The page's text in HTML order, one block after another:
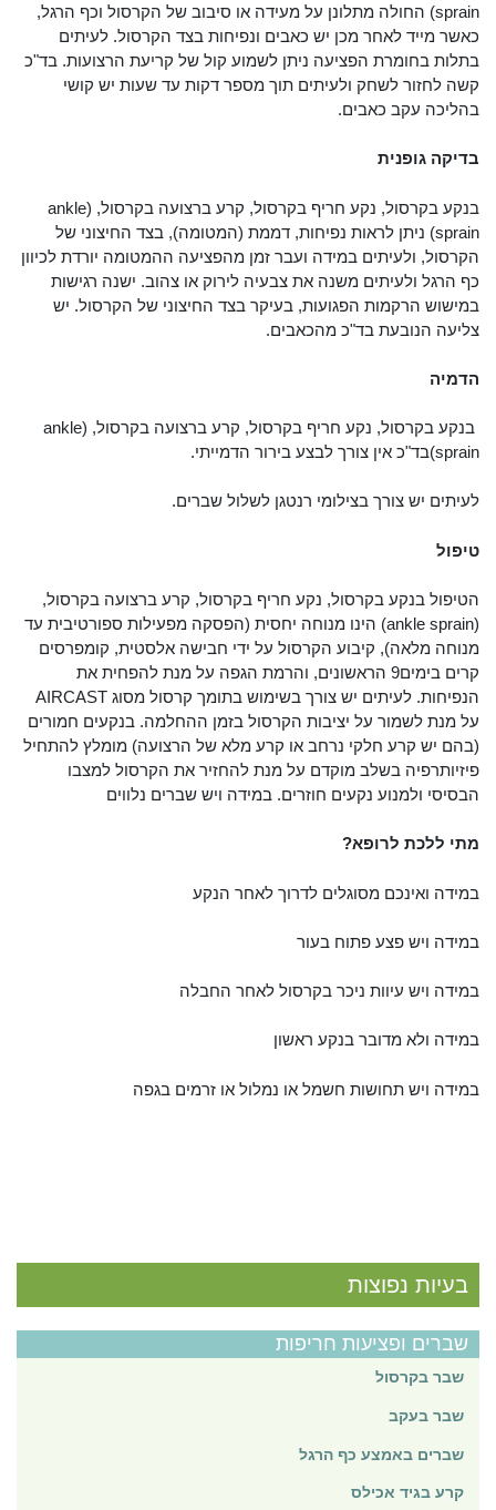
sprain) החולה מתלונן על מעידה או סיבוב של הקרסול וכף הרגל,
כאשר מייד לאחר מכן יש כאבים ונפיחות בצד הקרסול. לעיתים
בתלות בחומרת הפציעה ניתן לשמוע קול של קריעת הרצועות. בד"כ
קשה לחזור לשחק ולעיתים תוך מספר דקות עד שעות יש קושי
בהליכה עקב כאבים.
בדיקה גופנית
בנקע בקרסול, נקע חריף בקרסול, קרע ברצועה בקרסול, (ankle
sprain) ניתן לראות נפיחות, דממת (המטומה), בצד החיצוני של
הקרסול, ולעיתים במידה ועבר זמן מהפציעה ההמטומה יורדת לכיוון
כף הרגל ולעיתים משנה את צבעיה לירוק או צהוב. ישנה רגישות
במישוש הרקמות הפגועות, בעיקר בצד החיצוני של הקרסול. יש
צליעה הנובעת בד"כ מהכאבים.
הדמיה
בנקע בקרסול, נקע חריף בקרסול, קרע ברצועה בקרסול, (ankle
sprain)בד"כ אין צורך לבצע בירור הדמייתי.
לעיתים יש צורך בצילומי רנטגן לשלול שברים.
טיפול
הטיפול בנקע בקרסול, נקע חריף בקרסול, קרע ברצועה בקרסול,
(ankle sprain) הינו מנוחה יחסית (הפסקה מפעילות ספורטיבית עד
מנוחה מלאה), קיבוע הקרסול על ידי חבישה אלסטית, קומפרסים
קרים בימים9 הראשונים, והרמת הגפה על מנת להפחית את
הנפיחות. לעיתים יש צורך בשימוש בתומך קרסול מסוג AIRCAST
על מנת לשמור על יציבות הקרסול בזמן ההחלמה. בנקעים חמורים
(בהם יש קרע חלקי נרחב או קרע מלא של הרצועה) מומלץ להתחיל
פיזיותרפיה בשלב מוקדם על מנת להחזיר את הקרסול למצבו
הבסיסי ולמנוע נקעים חוזרים. במידה ויש שברים נלווים
מתי ללכת לרופא?
במידה ואינכם מסוגלים לדרוך לאחר הנקע
במידה ויש פצע פתוח בעור
במידה ויש עיוות ניכר בקרסול לאחר החבלה
במידה ולא מדובר בנקע ראשון
במידה ויש תחושות חשמל או נמלול או זרמים בגפה
בעיות נפוצות
שברים ופציעות חריפות
שבר בקרסול
שבר בעקב
שברים באמצע כף הרגל
קרע בגיד אכילס